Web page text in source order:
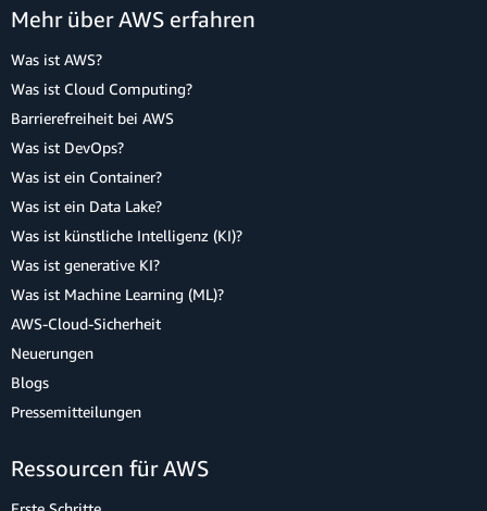
Mehr über AWS erfahren
Was ist AWS?
Was ist Cloud Computing?
Barrierefreiheit bei AWS
Was ist DevOps?
Was ist ein Container?
Was ist ein Data Lake?
Was ist künstliche Intelligenz (KI)?
Was ist generative KI?
Was ist Machine Learning (ML)?
AWS-Cloud-Sicherheit
Neuerungen
Blogs
Pressemitteilungen
Ressourcen für AWS